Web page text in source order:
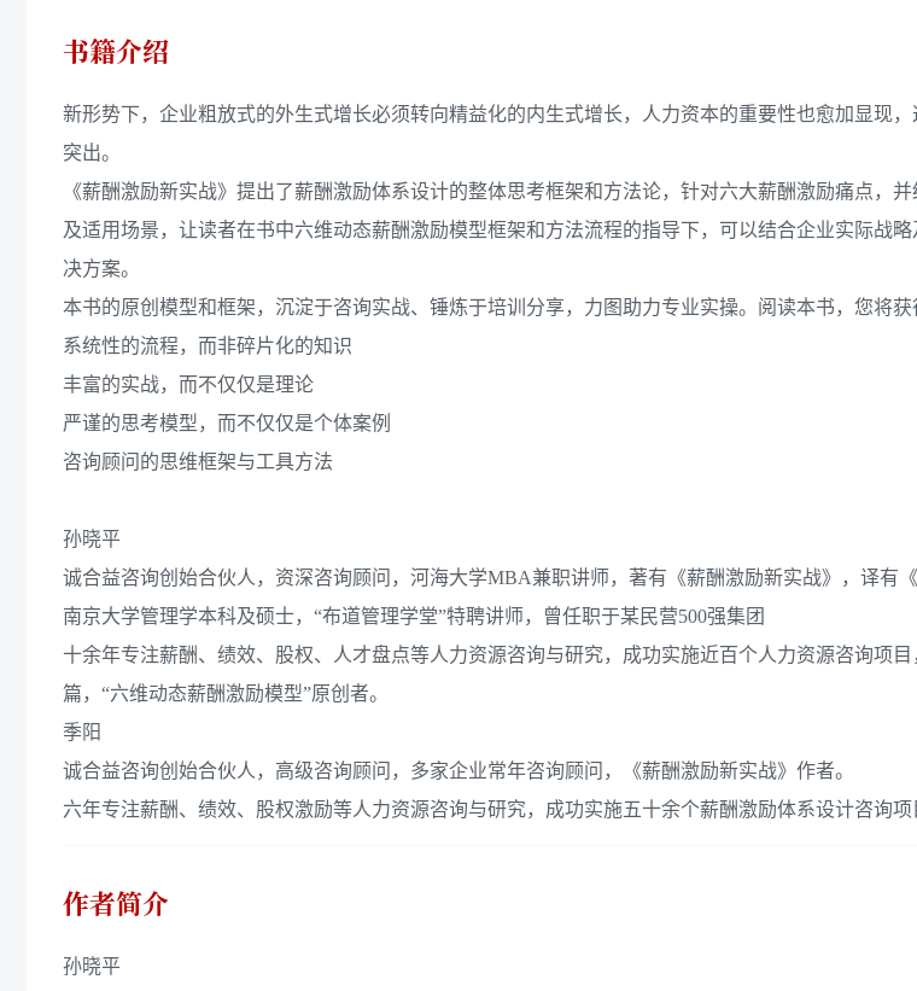
书籍介绍
新形势下，企业粗放式的外生式增长必须转向精益化的内生式增长，人力资本的重要性也愈加显现
突出。
《薪酬激励新实战》提出了薪酬激励体系设计的整体思考框架和方法论，针对六大薪酬激励痛点，
及适用场景，让读者在书中六维动态薪酬激励模型框架和方法流程的指导下，可以结合企业实际战
决方案。
本书的原创模型和框架，沉淀于咨询实战、锤炼于培训分享，力图助力专业实操。阅读本书，您将获
系统性的流程，而非碎片化的知识
丰富的实战，而不仅仅是理论
严谨的思考模型，而不仅仅是个体案例
咨询顾问的思维框架与工具方法
孙晓平
诚合益咨询创始合伙人，资深咨询顾问，河海大学MBA兼职讲师，著有《薪酬激励新实战》，译有《
南京大学管理学本科及硕士，“布道管理学堂”特聘讲师，曾任职于某民营500强集团
十余年专注薪酬、绩效、股权、人才盘点等人力资源咨询与研究，成功实施近百个人力资源咨询项
篇，“六维动态薪酬激励模型”原创者。
季阳
诚合益咨询创始合伙人，高级咨询顾问，多家企业常年咨询顾问，《薪酬激励新实战》作者。
六年专注薪酬、绩效、股权激励等人力资源咨询与研究，成功实施五十余个薪酬激励体系设计咨询项
作者简介
孙晓平